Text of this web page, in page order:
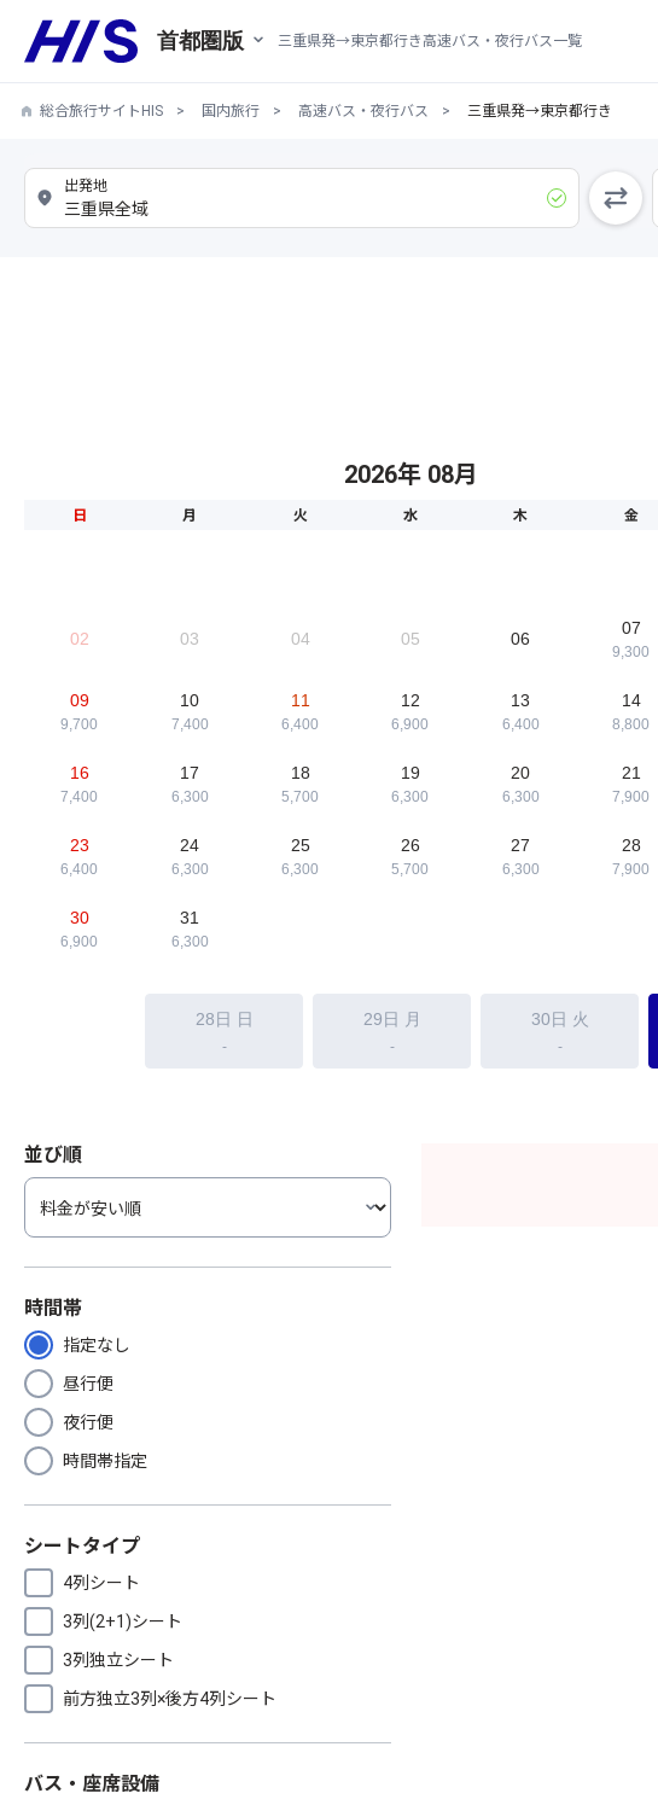
三重県発→東京都行き高速バス・夜行バス一覧
首都圏版
総合旅行サイトHIS 国内旅行 高速バス・夜行バス 三重県発→東京都行き
2026年 08月
日 月 火 水 木 金
02 03 04 05 06
07
9,300
09
9,700
10
7,400
11
6,400
12
6,900
13
6,400
14
8,800
16
7,400
17
6,300
18
5,700
19
6,300
20
6,300
21
7,900
23
6,400
24
6,300
25
6,300
26
5,700
27
6,300
28
7,900
30
6,900
31
6,300
28日 日
-
29日 月
-
30日 火
-
並び順
時間帯
指定なし
昼行便
夜行便
時間帯指定
シートタイプ
4列シート
3列(2+1)シート
3列独立シート
前方独立3列×後方4列シート
バス・座席設備